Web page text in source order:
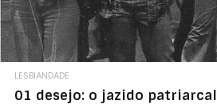
LESBIANDADE
01 desejo: o jazido patriarcal